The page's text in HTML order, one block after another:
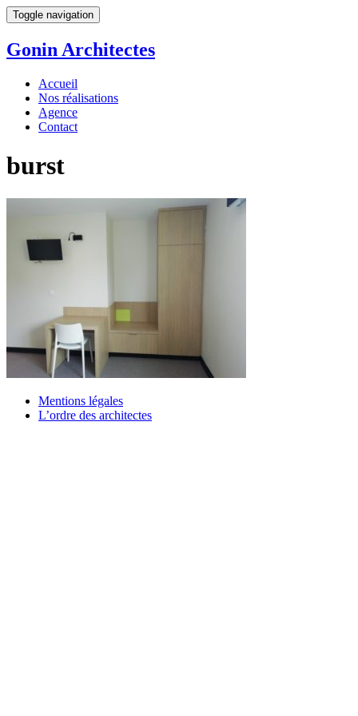
Toggle navigation
Gonin Architectes
Accueil
Nos réalisations
Agence
Contact
burst
Mentions légales
L’ordre des architectes